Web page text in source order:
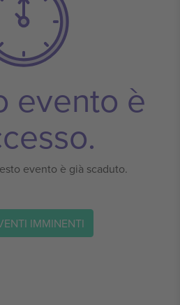
evento è
evento è già scaduto.
IMMINENTI